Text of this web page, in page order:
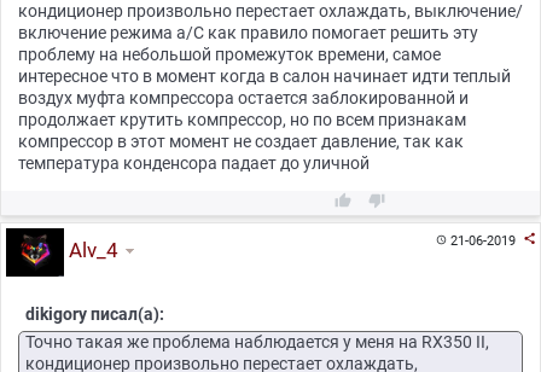
кондиционер произвольно перестает охлаждать, выключение/
включение режима a/C как правило помогает решить эту
проблему на небольшой промежуток времени, самое
интересное что в момент когда в салон начинает идти теплый
воздух муфта компрессора остается заблокированной и
продолжает крутить компрессор, но по всем признакам
компрессор в этот момент не создает давление, так как
температура конденсора падает до уличной
 
21-06-2019 
Alv_4
dikigory писал(а):
Точно такая же проблема наблюдается у меня на RX350 II,
кондиционер произвольно перестает охлаждать,